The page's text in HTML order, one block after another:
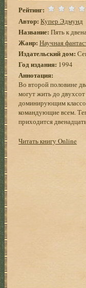
Рейтинг:
Автор: Купер Эдмунд
Название: Пять к
Жанр: Научная
Издательский дом:
Год издания: 1994
Аннотация:
Во второй половине
могут жить до
доминирующим
командующие всем.
приходится
Читать книгу Online